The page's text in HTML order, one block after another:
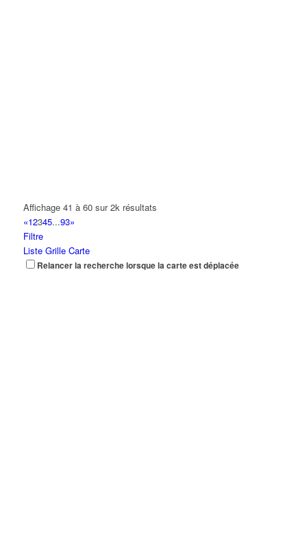
Affichage 41 à 60 sur 2k résultats
«12345...93»
Filtre
Liste Grille Carte
Relancer la recherche lorsque la carte est déplacée